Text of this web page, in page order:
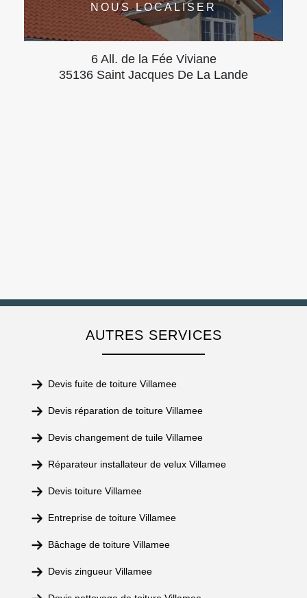
NOUS LOCALISER
6 All. de la Fée Viviane
35136 Saint Jacques De La Lande
AUTRES SERVICES
Devis fuite de toiture Villamee
Devis réparation de toiture Villamee
Devis changement de tuile Villamee
Réparateur installateur de velux Villamee
Devis toiture Villamee
Entreprise de toiture Villamee
Bâchage de toiture Villamee
Devis zingueur Villamee